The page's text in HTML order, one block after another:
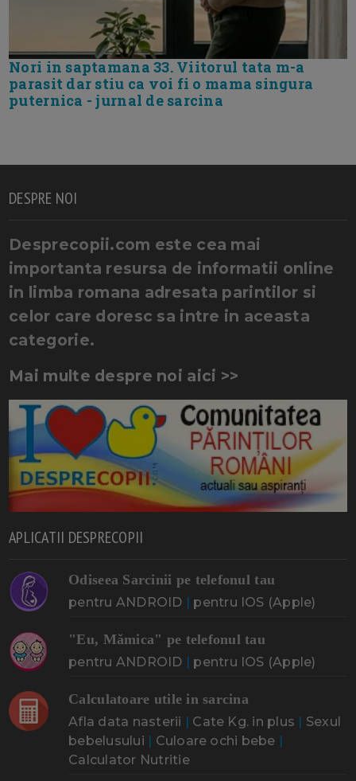
Nori in saptamana 33. Viitorul tata m-a
parasit dar stiu ca voi fi o mama singura
puternica - jurnal de sarcina
DESPRE NOI
Desprecopii.com este cea mai
importanta resursa de informatii online
in limba romana adresata parintilor si
celor care doresc sa intre in aceasta
categorie.
Mai multe despre noi aici >>
APLICATII DESPRECOPII
Odiseea Sarcinii pe telefonul tau
pentru ANDROID | pentru IOS (Apple)
"Eu, Mămica" pe telefonul tau
pentru ANDROID | pentru IOS (Apple)
Calculatoare utile in sarcina
Afla data nasterii | Cate Kg. in plus | Sexul
bebelusului | Culoare ochi bebe |
Calculator Nutritie